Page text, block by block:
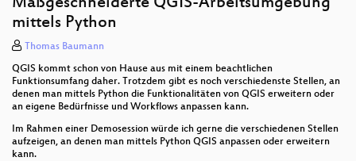
mittels Python
Thomas Baumann
QGIS kommt schon von Hause aus mit einem beachtlichen
Funktionsumfang daher. Trotzdem gibt es noch verschiedenste Stellen, an
denen man mittels Python die Funktionalitäten von QGIS erweitern oder
an eigene Bedürfnisse und Workflows anpassen kann.
Im Rahmen einer Demosession würde ich gerne die verschiedenen Stellen
aufzeigen, an denen man mittels Python QGIS anpassen oder erweitern
kann.